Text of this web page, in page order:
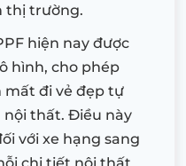
thị trường.
hiện nay được
hình, cho phép
mất đi vẻ đẹp tự
nội thất. Điều này
với xe hạng sang